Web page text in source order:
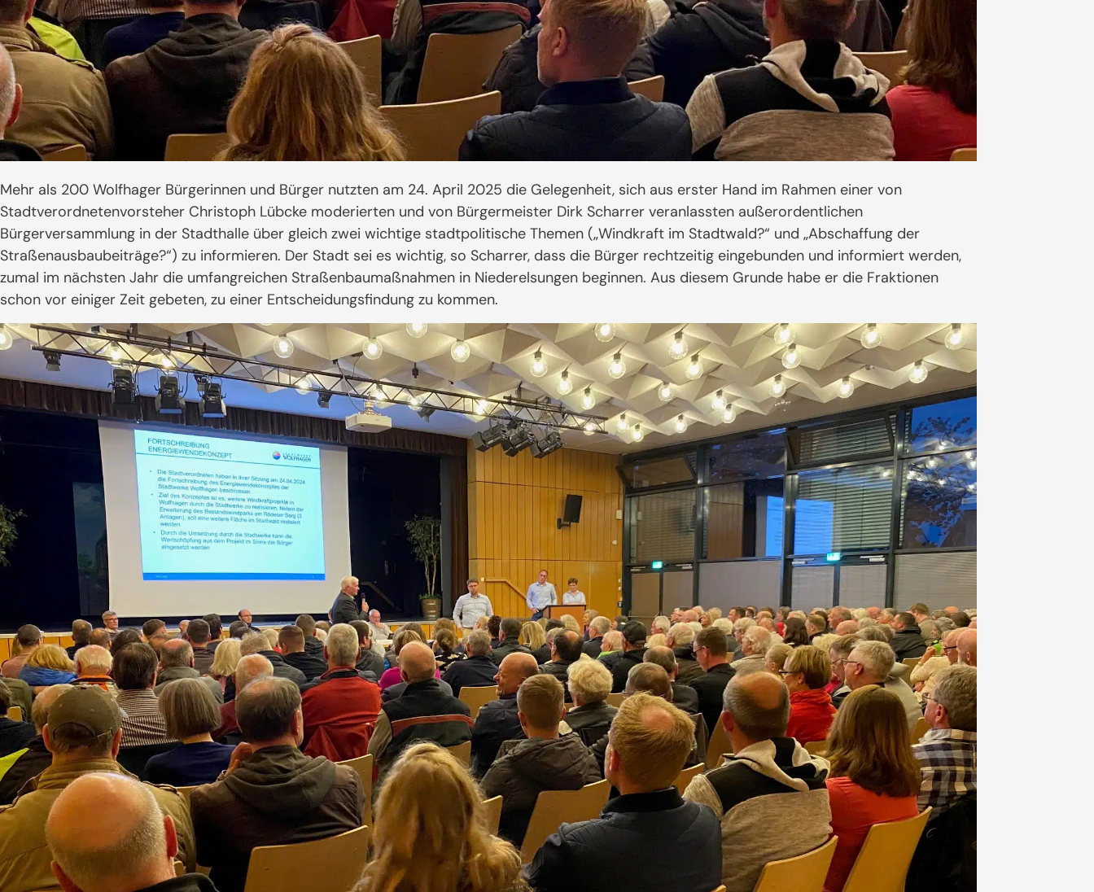
Mehr als 200 Wolfhager Bürgerinnen und Bürger nutzten am 24. April 2025 die Gelegenheit, sich aus erster Hand im Rahmen einer von
Stadtverordnetenvorsteher Christoph Lübcke moderierten und von Bürgermeister Dirk Scharrer veranlassten außerordentlichen
Bürgerversammlung in der Stadthalle über gleich zwei wichtige stadtpolitische Themen („Windkraft im Stadtwald?“ und „Abschaffung der
Straßenausbaubeiträge?“) zu informieren. Der Stadt sei es wichtig, so Scharrer, dass die Bürger rechtzeitig eingebunden und informiert werden,
zumal im nächsten Jahr die umfangreichen Straßenbaumaßnahmen in Niederelsungen beginnen. Aus diesem Grunde habe er die Fraktionen
schon vor einiger Zeit gebeten, zu einer Entscheidungsfindung zu kommen.